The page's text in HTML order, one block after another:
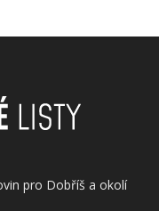
pro Dobříš a okolí